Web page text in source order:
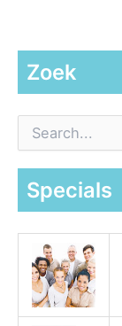
Zoek
a
Specials